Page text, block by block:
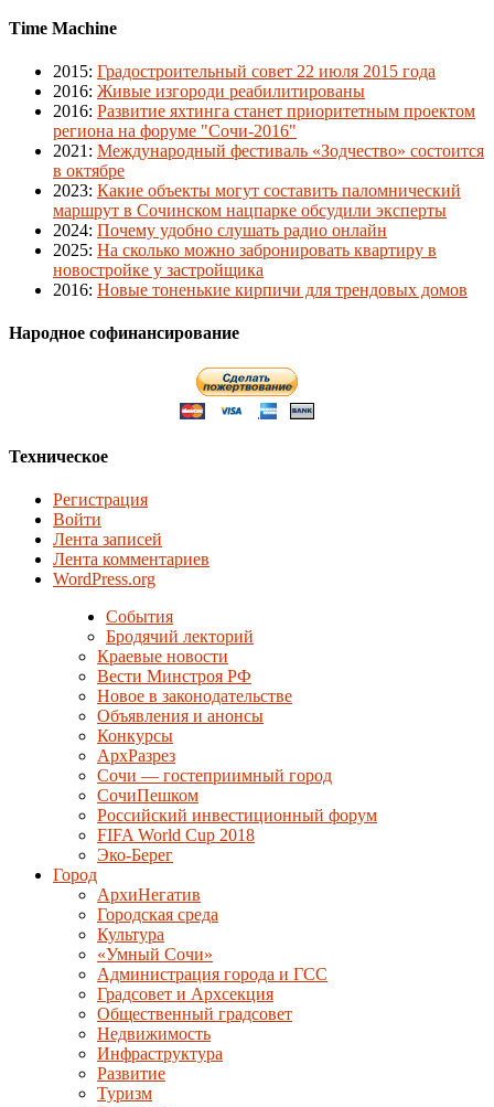
Time Machine
2015: Градостроительный совет 22 июля 2015 года
2016: Живые изгороди реабилитированы
2016: Развитие яхтинга станет приоритетным проектом
региона на форуме "Сочи-2016"
2021 : Международный фестиваль «Зодчество» состоится
в октябре
2023: Какие объекты могут составить паломнический
маршрут в Сочинском нацпарке обсудили эксперты
2024: Почему удобно слушать радио онлайн
2025: На сколько можно забронировать квартиру в
новостройке у застройщика
2016: Новые тоненькие кирпичи для трендовых домов
Народное софинансирование
Техническое
Регистрация
Войти
Лента записей
Лента комментариев
WordPress.org
События
Бродячий лекторий
Краевые новости
Вести Минстроя РФ
Новое в законодательстве
Объявления и анонсы
Конкурсы
АрхРазрез
Сочи — гостеприимный город
СочиПешком
Российский инвестиционный форум
FIFA World Cup 2018
Эко-Берег
Город
АрхиНегатив
Городская среда
Культура
«Умный Сочи»
Администрация города и ГСС
Градсовет и Архсекция
Общественный градсовет
Недвижимость
Инфраструктура
Развитие
Туризм